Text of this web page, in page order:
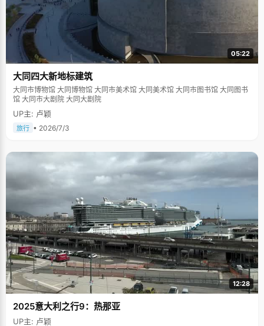
05:22
大同四大新地标建筑
大同市博物馆 大同博物馆 大同市美术馆 大同美术馆 大同市图书馆 大同图书
馆 大同市大剧院 大同大剧院
UP主: 卢颖
旅行 • 2026/7/3
12:28
2025意大利之行9：热那亚
UP主: 卢颖